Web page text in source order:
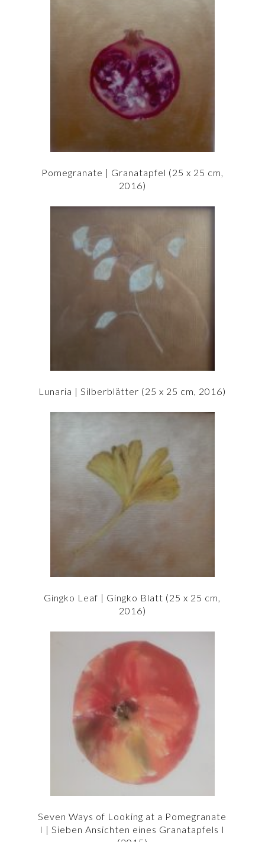
Pomegranate | Granatapfel (25 x 25 cm,
2016)
Lunaria | Silberblätter (25 x 25 cm, 2016)
Gingko Leaf | Gingko Blatt (25 x 25 cm,
2016)
Seven Ways of Looking at a Pomegranate
I | Sieben Ansichten eines Granatapfels I